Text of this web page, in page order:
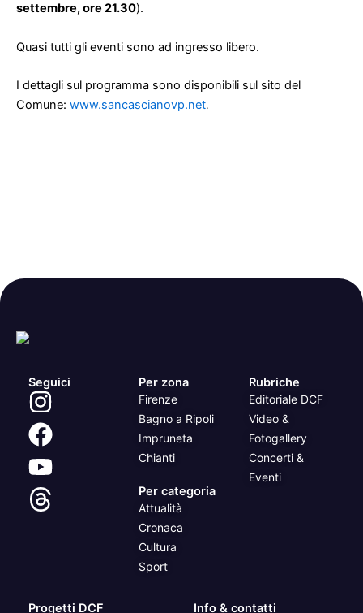
settembre, ore 21.30).
Quasi tutti gli eventi sono ad ingresso libero.
I dettagli sul programma sono disponibili sul sito del
Comune: www.sancascianovp.net.
Seguici Per zona
Firenze
Bagno a Ripoli
Impruneta
Chianti
Per categoria
Attualità
Cronaca
Cultura
Sport
Rubriche
Editoriale DCF
Video &
Fotogallery
Concerti &
Eventi
Progetti DCF Info & contatti